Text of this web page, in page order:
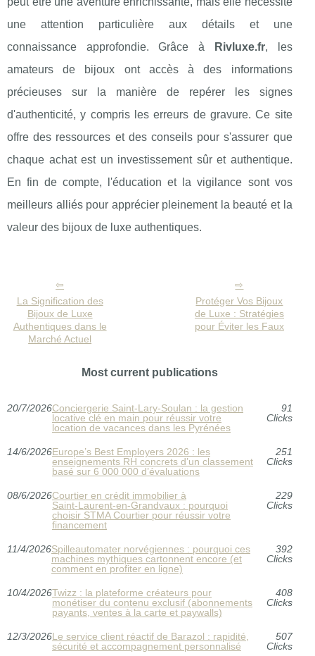
une attention particulière aux détails et une
connaissance approfondie. Grâce à
Rivluxe.fr, les
amateurs de bijoux ont accès à des informations
précieuses sur la manière de repérer les signes
d'authenticité, y compris les erreurs de gravure. Ce site
offre des ressources et des conseils pour s'assurer que
chaque achat est un investissement sûr et authentique.
En fin de compte, l'éducation et la vigilance sont vos
meilleurs alliés pour apprécier pleinement la beauté et la
valeur des bijoux de luxe authentiques.
La Signification des
Bijoux de Luxe
Authentiques dans le
Marché Actuel
Protéger Vos Bijoux
de Luxe : Stratégies
pour Éviter les Faux
Most current publications
20/7/2026Conciergerie Saint‑Lary‑Soulan : la gestion
locative clé en main pour réussir votre
location de vacances dans les Pyrénées
91
Clicks
14/6/2026Europe’s Best Employers 2026 : les
enseignements RH concrets d’un classement
basé sur 6 000 000 d’évaluations
251
Clicks
08/6/2026Courtier en crédit immobilier à
Saint‑Laurent‑en‑Grandvaux : pourquoi
choisir STMA Courtier pour réussir votre
financement
229
Clicks
11/4/2026Spilleautomater norvégiennes : pourquoi ces
machines mythiques cartonnent encore (et
comment en profiter en ligne)
392
Clicks
10/4/2026Twizz : la plateforme créateurs pour
monétiser du contenu exclusif (abonnements
payants, ventes à la carte et paywalls)
408
Clicks
12/3/2026Le service client réactif de Barazol : rapidité,
sécurité et accompagnement personnalisé
507
Clicks